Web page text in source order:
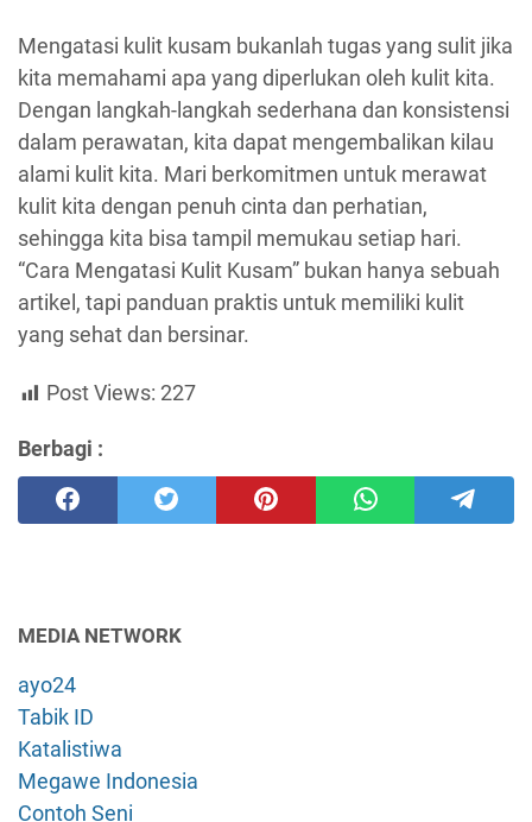
Mengatasi kulit kusam bukanlah tugas yang sulit jika
kita memahami apa yang diperlukan oleh kulit kita.
Dengan langkah-langkah sederhana dan konsistensi
dalam perawatan, kita dapat mengembalikan kilau
alami kulit kita. Mari berkomitmen untuk merawat
kulit kita dengan penuh cinta dan perhatian,
sehingga kita bisa tampil memukau setiap hari.
“Cara Mengatasi Kulit Kusam” bukan hanya sebuah
artikel, tapi panduan praktis untuk memiliki kulit
yang sehat dan bersinar.
Post Views: 227
Berbagi :
MEDIA NETWORK
ayo24
Tabik ID
Katalistiwa
Megawe Indonesia
Contoh Seni